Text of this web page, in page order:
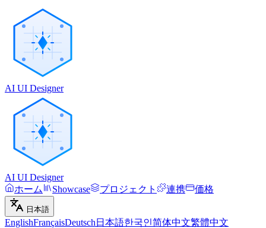
AI UI Designer
AI UI Designer
ホーム
Showcase プロジェクト 連携 価格
日本語
EnglishFrançaisDeutsch 日本語한국인简体中文繁體中文